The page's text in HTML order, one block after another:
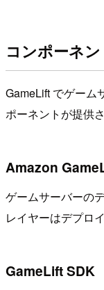
コンポーネン
GameLift でゲーム
ポーネントが提供
Amazon
ゲームサーバーの
レイヤーはデプロ
GameLift SDK